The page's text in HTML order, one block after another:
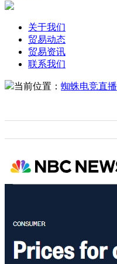
关于我们
贸易动态
贸易资讯
联系我们
当前位置： 蜘蛛电竞直播